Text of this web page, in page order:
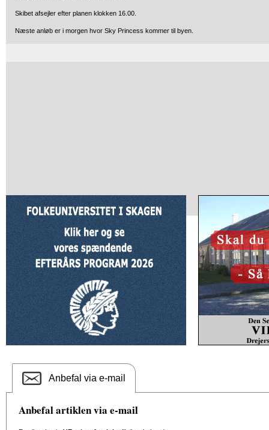
Skibet afsejler efter planen klokken 16.00.
Næste anløb er i morgen hvor Sky Princess kommer til byen.
Anbefal via e-mail
Anbefal artiklen via e-mail